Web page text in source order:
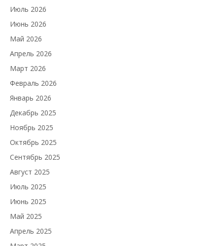
Июль 2026
Июнь 2026
Май 2026
Апрель 2026
Март 2026
Февраль 2026
Январь 2026
Декабрь 2025
Ноябрь 2025
Октябрь 2025
Сентябрь 2025
Август 2025
Июль 2025
Июнь 2025
Май 2025
Апрель 2025